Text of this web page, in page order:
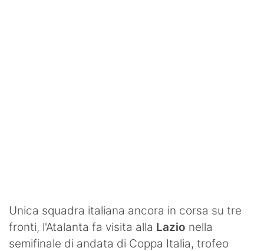
Unica squadra italiana ancora in corsa su tre
fronti, l'Atalanta fa visita alla Lazio nella
semifinale di andata di Coppa Italia, trofeo